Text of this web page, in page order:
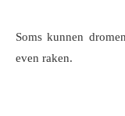
Soms kunnen
even raken.